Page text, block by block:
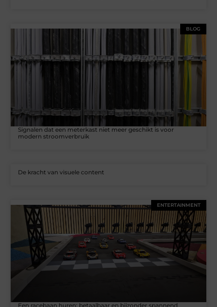
BLOG
Signalen dat een meterkast niet meer geschikt is voor
modern stroomverbruik
De kracht van visuele content
ENTERTAINMENT
Een racebaan huren: betaalbaar en bijzonder spannend